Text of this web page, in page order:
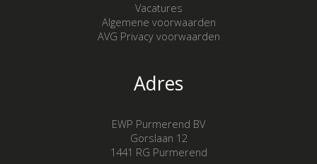
Vacatures
Algemene voorwaarden
AVG Privacy voorwaarden
Adres
EWP Purmerend BV
Gorslaan 12
1441 RG Purmerend